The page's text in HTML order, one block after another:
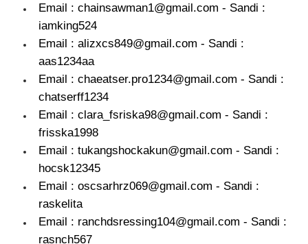
Email : chainsawman1@gmail.com - Sandi :
iamking524
Email : alizxcs849@gmail.com - Sandi :
aas1234aa
Email : chaeatser.pro1234@gmail.com - Sandi :
chatserff1234
Email : clara_fsriska98@gmail.com - Sandi :
frisska1998
Email : tukangshockakun@gmail.com - Sandi :
hocsk12345
Email : oscsarhrz069@gmail.com - Sandi :
raskelita
Email : ranchdsressing104@gmail.com - Sandi :
rasnch567